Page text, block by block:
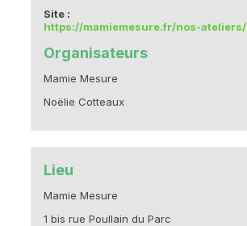
Site :
https://mamiemesure.fr/nos-ateliers/
Organisateurs
Mamie Mesure
Noëlie Cotteaux
Lieu
Mamie Mesure
1 bis rue Poullain du Parc